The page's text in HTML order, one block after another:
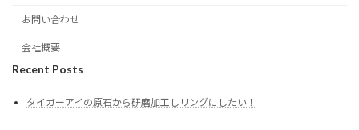
お問い合わせ
会社概要
Recent Posts
タイガーアイの原石から研磨加工しリングにしたい！